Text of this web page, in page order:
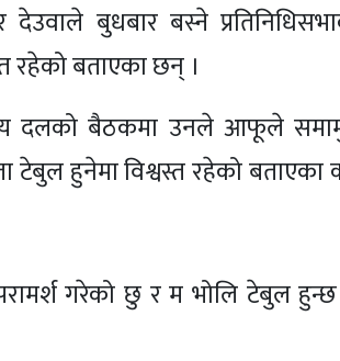
देउवाले बुधबार बस्ने
रहेको बताएका छन् ।
दलको बैठकमा उनले आफूले
टेबुल हुनेमा विश्वस्त रहेको बताएका
गरेको छु र म भोलि टेबुल हुन्छ